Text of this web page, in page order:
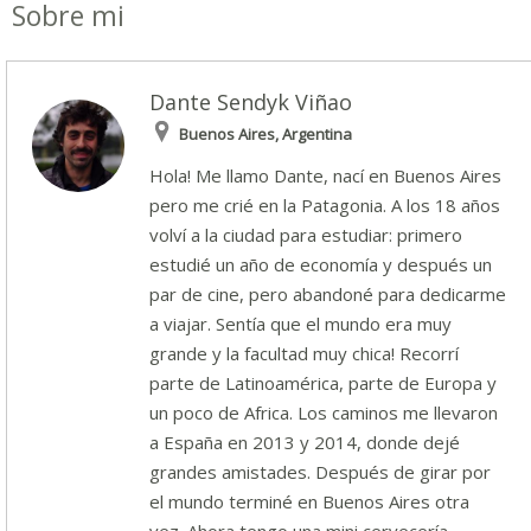
Sobre mi
Dante Sendyk Viñao
Buenos Aires, Argentina
Hola! Me llamo Dante, nací en Buenos Aires
pero me crié en la Patagonia. A los 18 años
volví a la ciudad para estudiar: primero
estudié un año de economía y después un
par de cine, pero abandoné para dedicarme
a viajar. Sentía que el mundo era muy
grande y la facultad muy chica! Recorrí
parte de Latinoamérica, parte de Europa y
un poco de Africa. Los caminos me llevaron
a España en 2013 y 2014, donde dejé
grandes amistades. Después de girar por
el mundo terminé en Buenos Aires otra